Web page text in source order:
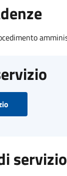
servizio